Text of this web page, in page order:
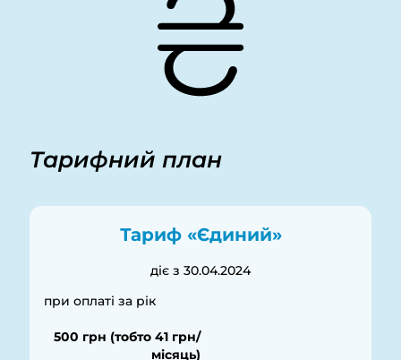
Тарифний план
Тариф «Єдиний»
діє з 30.04.2024
при оплаті за рік
500 грн (тобто 41 грн/
місяць)